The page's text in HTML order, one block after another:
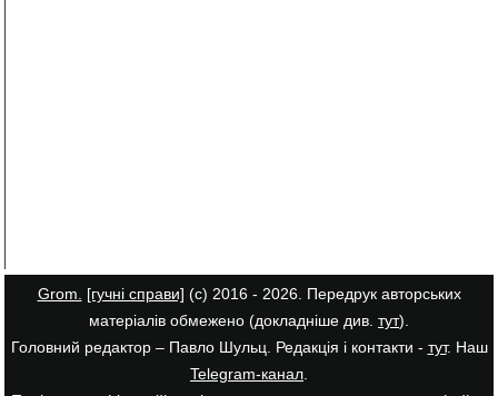
Grom. [гучні справи] (с) 2016 - 2026. Передрук авторських
матеріалів обмежено (докладніше див. тут).
Головний редактор – Павло Шульц. Редакція і контакти - тут. Наш
Telegram-канал